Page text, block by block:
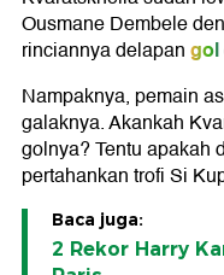
Ousmane Dembele
rinciannya delapangol
Nampaknya, pemain
galaknya. Akankah
golnya? Tentu apakah
pertahankan trofi Si
Baca juga:
2 Rekor Harry